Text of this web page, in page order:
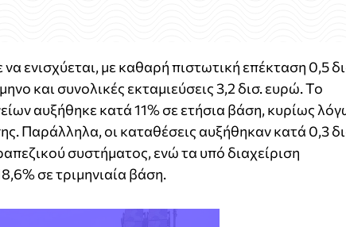
ενισχύεται, με καθαρή πιστωτική επέκταση 0,5
και συνολικές εκταμιεύσεις 3,2 δισ. ευρώ. Το
αυξήθηκε κατά 11% σε ετήσια βάση, κυρίως
Παράλληλα, οι καταθέσεις αυξήθηκαν κατά 0,3
συστήματος, ενώ τα υπό διαχείριση
σε τριμηνιαία βάση.